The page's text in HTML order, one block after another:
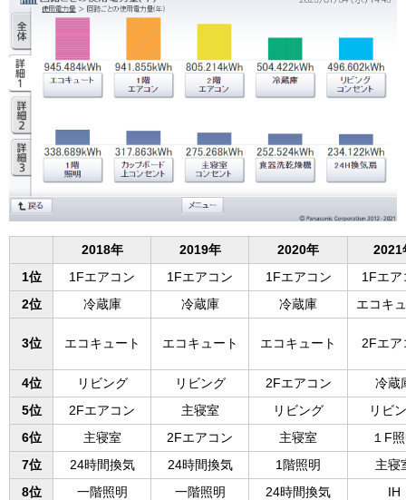
2018年 2019年 2020年
2021
1位
1Fエアコン 1Fエアコン 1Fエアコン
1Fエア
2位
冷蔵庫 冷蔵庫 冷蔵庫 エコキ
3位 エコキュート エコキュート エコキュート 2Fエア
4位 リビング リビング 2Fエアコン
冷蔵
5位
2Fエアコン 主寝室 リビング
リビ
6位
主寝室 2Fエアコン 主寝室
１F
7位
24時間換気 24時間換気 1階照明
主寝
8位
一階照明 一階照明 24時間換気
IH